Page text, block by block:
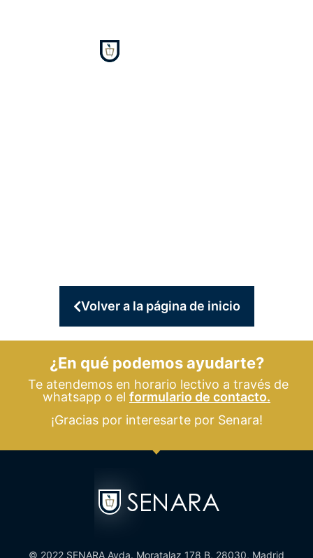
Volver a la página de inicio
¿En qué podemos ayudarte?
Te atendemos en horario lectivo a través de
whatsapp o el formulario de contacto.
¡Gracias por interesarte por Senara!
© 2022 SENARA Avda. Moratalaz 178 B, 28030, Madrid